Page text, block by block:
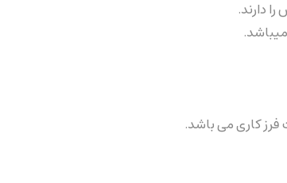
دارند.
کاری می باشد.